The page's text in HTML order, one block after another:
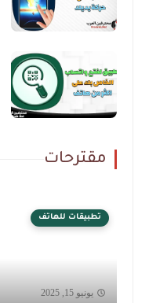
مقترحات
تطبيقات للهاتف
يونيو 15, 2025